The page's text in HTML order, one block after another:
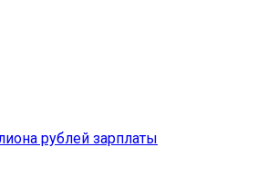
рублей зарплаты